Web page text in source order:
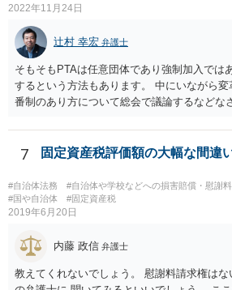
2022年11月24日
辻村 幸宏 弁護士
そもそもPTAは任意団体であり強制加入では
するという方法もあります。 中にいながら
番制のあり方について総会で議論するなどな
7 固定資産税評価額の大幅な間違
#自治体法務 #自治体や学校などへの損害賠償・慰謝
#国や自治体
#固定資産税
2019年6月20日
内藤 政信 弁護士
教えてくれないでしょう。 慰謝料請求権はな